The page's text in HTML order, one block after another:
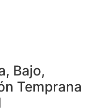
Bajo,
Temprana